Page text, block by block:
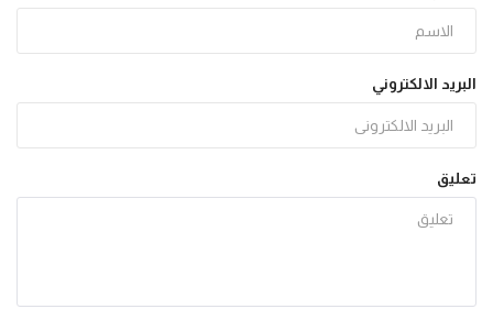
البريد الالكتروني
تعليق